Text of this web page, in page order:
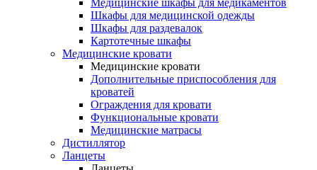
Медицинские шкафы для медикаментов
Шкафы для медицинской одежды
Шкафы для раздевалок
Картотечные шкафы
Медицинские кровати
Медицинские кровати
Дополнительные приспособления для
кроватей
Ограждения для кровати
Функциональные кровати
Медицинские матрасы
Дистиллятор
Ланцеты